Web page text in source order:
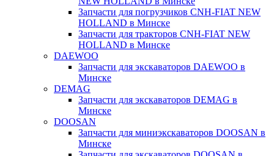
Запчасти для погрузчиков CNH-FIAT NEW
HOLLAND в Минске
Запчасти для тракторов CNH-FIAT NEW
HOLLAND в Минске
DAEWOO
Запчасти для экскаваторов DAEWOO в
Минске
DEMAG
Запчасти для экскаваторов DEMAG в
Минске
DOOSAN
Запчасти для миниэкскаваторов DOOSAN в
Минске